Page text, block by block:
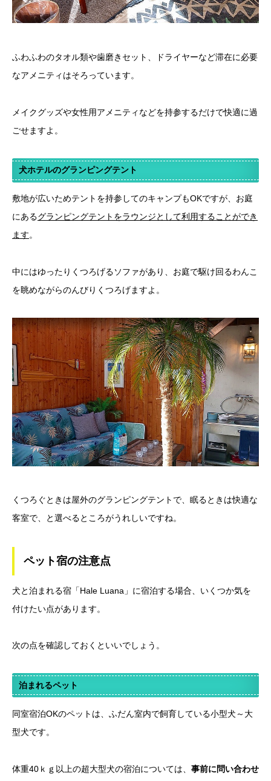
ふわふわのタオル類や歯磨きセット、ドライヤーなど滞在に必要
なアメニティはそろっています。
メイクグッズや女性用アメニティなどを持参するだけで快適に過
ごせますよ。
犬ホテルのグランピングテント
敷地が広いためテントを持参してのキャンプもOKですが、お庭
にあるグランピングテントをラウンジとして利用することができ
ます。
中にはゆったりくつろげるソファがあり、お庭で駆け回るわんこ
を眺めながらのんびりくつろげますよ。
くつろぐときは屋外のグランピングテントで、眠るときは快適な
客室で、と選べるところがうれしいですね。
ペット宿の注意点
犬と泊まれる宿「Hale Luana」に宿泊する場合、いくつか気を
付けたい点があります。
次の点を確認しておくといいでしょう。
泊まれるペット
同室宿泊OKのペットは、ふだん室内で飼育している小型犬～大
型犬です。
体重40ｋｇ以上の超大型犬の宿泊については、 事前に問い合わせ